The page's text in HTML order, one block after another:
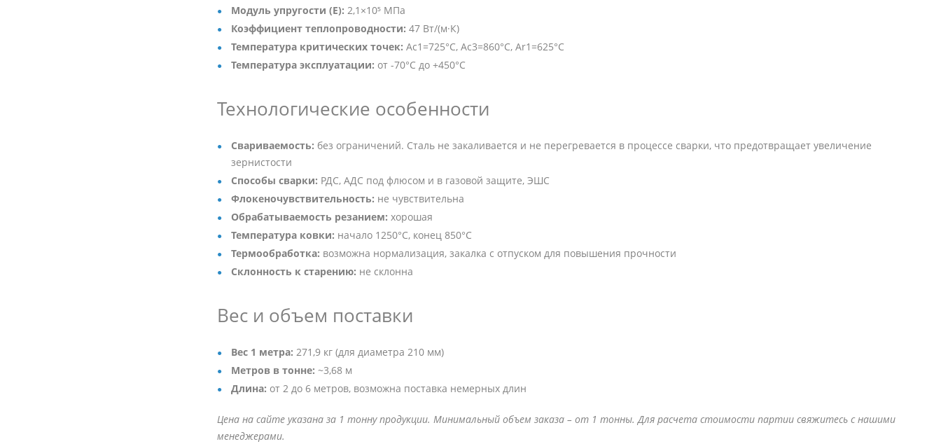
Модуль упругости (E): 2,1×10⁵ МПа
Коэффициент теплопроводности: 47 Вт/(м·К)
Температура критических точек: Ac1=725°C, Ac3=860°C, Ar1=625°C
Температура эксплуатации: от -70°C до +450°C
Технологические особенности
Свариваемость: без ограничений. Сталь не закаливается и не перегревается в процессе сварки, что предотвращает увеличение
зернистости
Способы сварки: РДС, АДС под флюсом и в газовой защите, ЭШС
Флокеночувствительность: не чувствительна
Обрабатываемость резанием: хорошая
Температура ковки: начало 1250°C, конец 850°C
Термообработка: возможна нормализация, закалка с отпуском для повышения прочности
Склонность к старению: не склонна
Вес и объем поставки
Вес 1 метра: 271,9 кг (для диаметра 210 мм)
Метров в тонне: ~3,68 м
Длина: от 2 до 6 метров, возможна поставка немерных длин
Цена на сайте указана за 1 тонну продукции. Минимальный объем заказа – от 1 тонны. Для расчета стоимости партии свяжитесь с нашими
менеджерами.